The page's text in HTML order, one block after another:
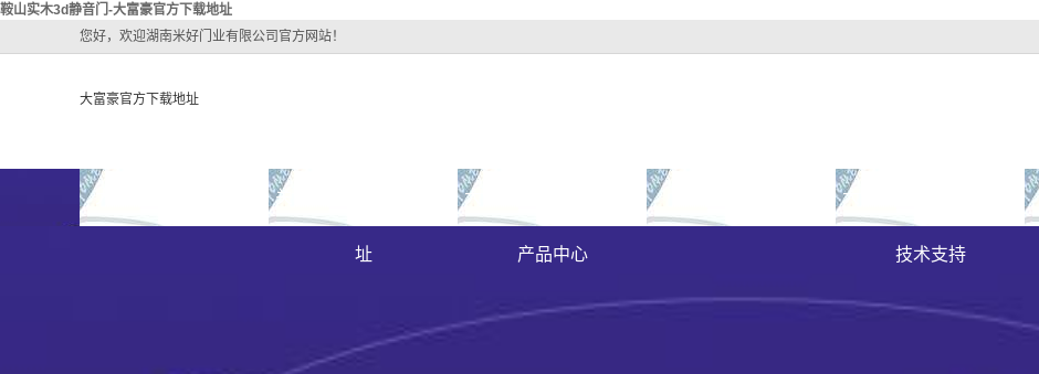
鞍山实木3d静音门-大富豪官方下载地址
您好，欢迎湖南米好门业有限公司官方网站！
大富豪官方下载地址
关于大富豪官方下载地
址
大富豪官方下载地址的
大富豪官方下载地址的
产品中心
鞍山原木门
大富豪官方下载地址的
技术支持